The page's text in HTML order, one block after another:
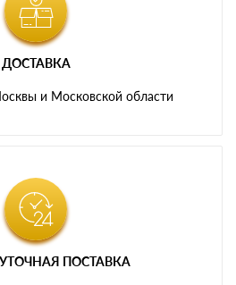
ДОСТАВКА
и Московской области
ПОСТАВКА